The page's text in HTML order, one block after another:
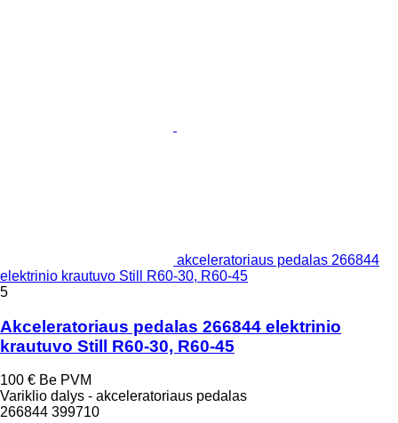
akceleratoriaus pedalas 266844
elektrinio krautuvo Still R60-30, R60-45
5
Akceleratoriaus pedalas 266844 elektrinio
krautuvo Still R60-30, R60-45
100 € Be PVM
Variklio dalys - akceleratoriaus pedalas
266844 399710